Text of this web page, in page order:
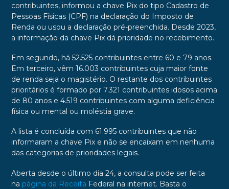
contribuintes, informou a chave Pix do tipo Cadastro de
Pessoas Físicas (CPF) na declaração do Imposto de
Renda ou usou a declaração pré-preenchida. Desde 2023,
a informação da chave Pix dá prioridade no recebimento.
Em segundo, há 52.525 contribuintes entre 60 e 79 anos.
Em terceiro, vêm 16.003 contribuintes cuja maior fonte
de renda seja o magistério. O restante dos contribuintes
prioritários é formado por 7.321 contribuintes idosos acima
de 80 anos e 4.519 contribuintes com alguma deficiência
física ou mental ou moléstia grave.
A lista é concluída com 61.995 contribuintes que não
informaram a chave Pix e não se encaixam em nenhuma
das categorias de prioridades legais.
Aberta desde o último dia 24, a consulta pode ser feita
na página da Receita Federal na internet. Basta o